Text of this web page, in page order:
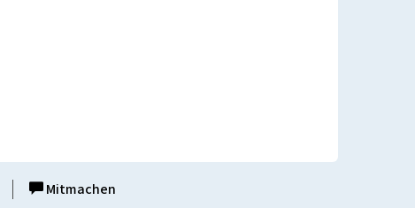
Mitmachen